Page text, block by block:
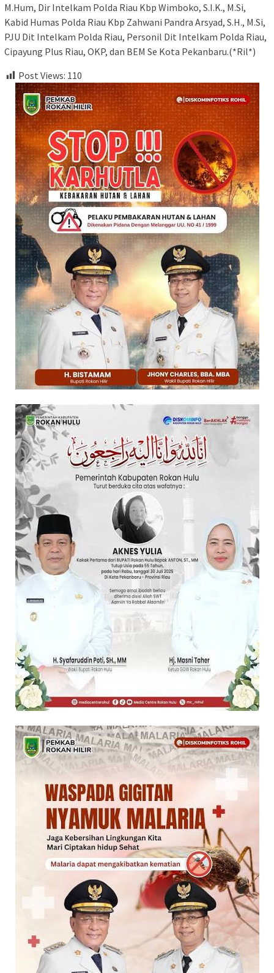
M.Hum, Dir Intelkam Polda Riau Kbp Wimboko, S.I.K., M.Si,
Kabid Humas Polda Riau Kbp Zahwani Pandra Arsyad, S.H., M.Si,
PJU Dit Intelkam Polda Riau, Personil Dit Intelkam Polda Riau,
Cipayung Plus Riau, OKP, dan BEM Se Kota Pekanbaru.(*Ril*)
Post Views: 110